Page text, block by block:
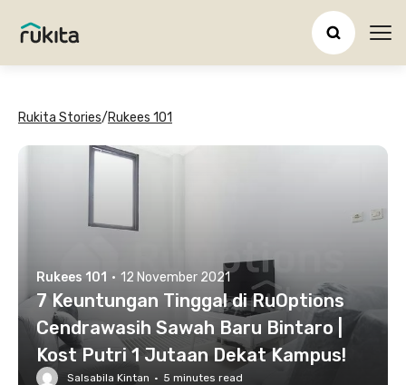
Rukita Stories/Rukees 101
Rukees 101 · 12 November 2021
7 Keuntungan Tinggal di RuOptions
Cendrawasih Sawah Baru Bintaro |
Kost Putri 1 Jutaan Dekat Kampus!
Salsabila Kintan · 5 minutes read